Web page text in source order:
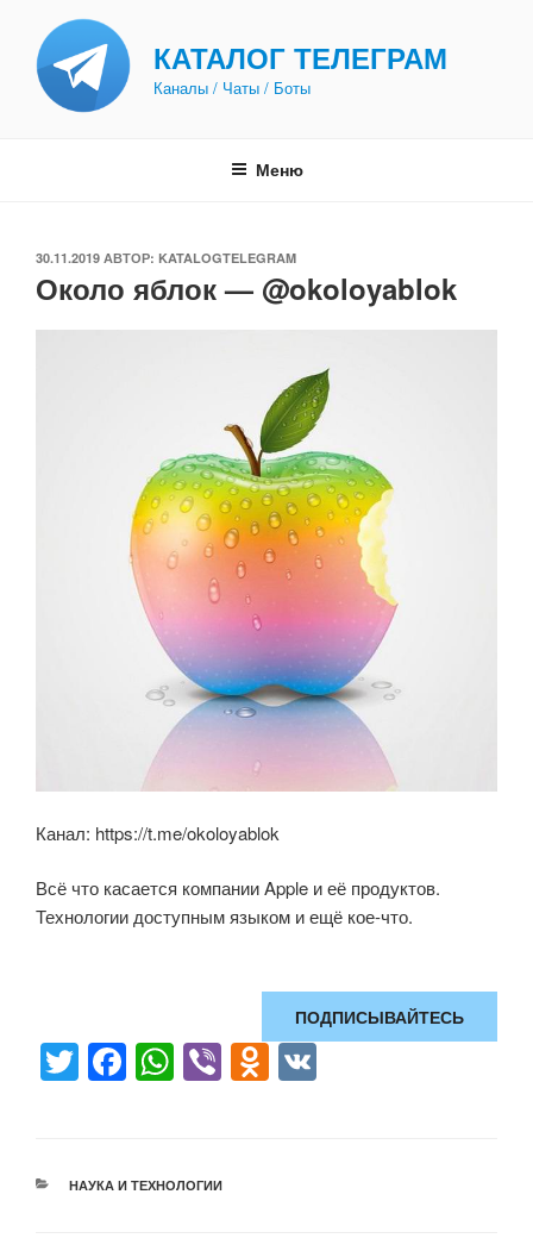
содержимому
КАТАЛОГ ТЕЛЕГРАМ
Каналы / Чаты / Боты
Меню
ОПУБЛИКОВАНО
30.11.2019 АВТОР: KATALOGTELEGRAM
Около яблок — @okoloyablok
Канал: https://t.me/okoloyablok
Всё что касается компании Apple и её продуктов.
Технологии доступным языком и ещё кое-что.
ПОДПИСЫВАЙТЕСЬ
T
er
F
e
W
s
Vi O
РУБРИКИ
НАУКА И ТЕХНОЛОГИИ